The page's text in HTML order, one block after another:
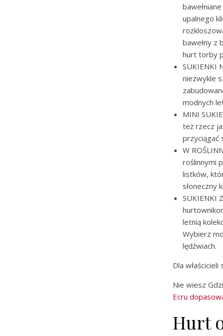
upalnego
bawełny z
hurt torby
SUKIENKI
niezwykle
modnych
MINI
też rzecz
przyciągać
W
roślinnymi
listków,
słoneczny
SUKIENKI
letnią
Wybierz
lędźwiach.
Dla
Nie wiesz
Ecru
Hurt